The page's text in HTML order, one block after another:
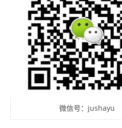
微信号：jushayu